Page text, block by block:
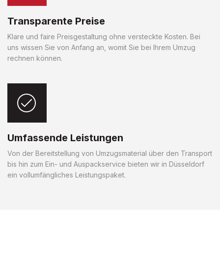
Transparente Preise
Klare und faire Preisgestaltung ohne versteckte Kosten. Bei
uns wissen Sie von Anfang an, womit Sie bei Ihrem Umzug
rechnen können.
Umfassende Leistungen
Von der Bereitstellung von Umzugsmaterial über den Transport
bis hin zum Ein- und Auspackservice bieten wir in Düsseldorf
ein vollumfängliches Leistungspaket.